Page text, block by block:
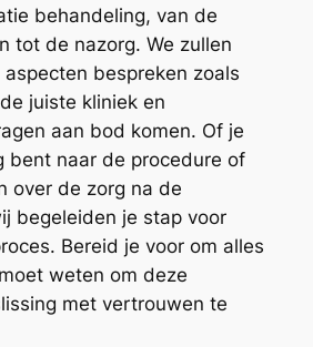
behandeling, van de
tot de nazorg. We zullen
bespreken zoals
juiste kliniek en
aan bod komen. Of je
bent naar de procedure of
over de zorg na de
begeleiden je stap voor
Bereid je voor om alles
weten om deze
met vertrouwen te